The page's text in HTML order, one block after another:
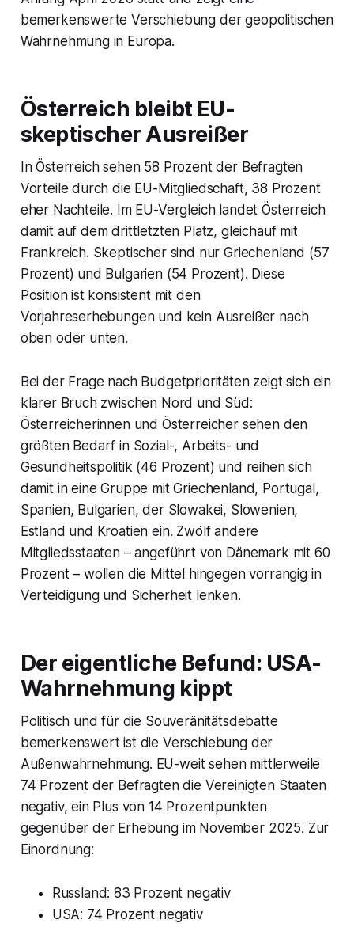
bemerkenswerte Verschiebung der geopolitischen
Wahrnehmung in Europa.
Österreich bleibt EU-
skeptischer Ausreißer
In Österreich sehen 58 Prozent der Befragten
Vorteile durch die EU-Mitgliedschaft, 38 Prozent
eher Nachteile. Im EU-Vergleich landet Österreich
damit auf dem drittletzten Platz, gleichauf mit
Frankreich. Skeptischer sind nur Griechenland (57
Prozent) und Bulgarien (54 Prozent). Diese
Position ist konsistent mit den
Vorjahreserhebungen und kein Ausreißer nach
oben oder unten.
Bei der Frage nach Budgetprioritäten zeigt sich ein
klarer Bruch zwischen Nord und Süd:
Österreicherinnen und Österreicher sehen den
größten Bedarf in Sozial-, Arbeits- und
Gesundheitspolitik (46 Prozent) und reihen sich
damit in eine Gruppe mit Griechenland, Portugal,
Spanien, Bulgarien, der Slowakei, Slowenien,
Estland und Kroatien ein. Zwölf andere
Mitgliedsstaaten – angeführt von Dänemark mit 60
Prozent – wollen die Mittel hingegen vorrangig in
Verteidigung und Sicherheit lenken.
Der eigentliche Befund: USA-
Wahrnehmung kippt
Politisch und für die Souveränitätsdebatte
bemerkenswert ist die Verschiebung der
Außenwahrnehmung. EU-weit sehen mittlerweile
74 Prozent der Befragten die Vereinigten Staaten
negativ, ein Plus von 14 Prozentpunkten
gegenüber der Erhebung im November 2025. Zur
Einordnung:
Russland: 83 Prozent negativ
USA: 74 Prozent negativ